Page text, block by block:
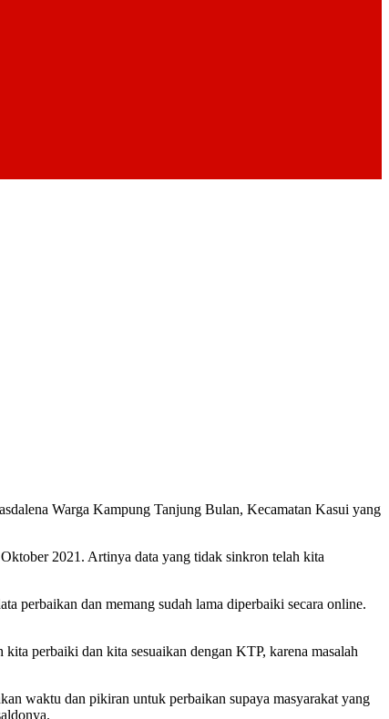
Warga Kampung Tanjung Bulan, Kecamatan Kasui yang
2021. Artinya data yang tidak sinkron telah kita
perbaikan dan memang sudah lama diperbaiki secara online.
perbaiki dan kita sesuaikan dengan KTP, karena masalah
waktu dan pikiran untuk perbaikan supaya masyarakat yang